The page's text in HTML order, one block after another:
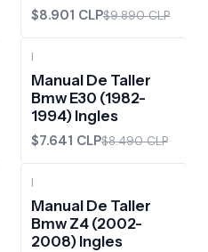
$8.901 CLP$9.890 CLP
|
Manual De Taller
Bmw E30 (1982-
1994) Ingles
$7.641 CLP$8.490 CLP
|
Manual De Taller
Bmw Z4 (2002-
2008) Ingles